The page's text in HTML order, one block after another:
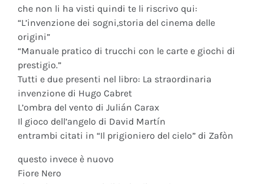
che non li ha visti quindi te li riscrivo qui:
“L’invenzione dei sogni,storia del cinema delle
origini”
“Manuale pratico di trucchi con le carte e giochi di
prestigio.”
Tutti e due presenti nel libro: La straordinaria
invenzione di Hugo Cabret
L’ombra del vento di Julián Carax
Il gioco dell’angelo di David Martín
entrambi citati in “Il prigioniero del cielo” di Zafòn
questo invece è nuovo
Fiore Nero